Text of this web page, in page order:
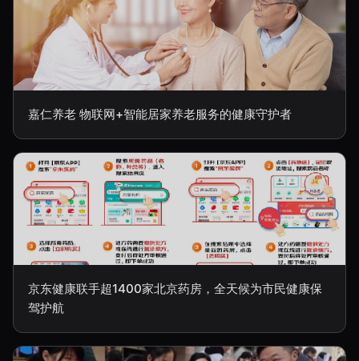
嘉仁养老 物联网+智能居家养老服务的健康守护者
京东健康联手超1400家北京药房，全天候为市民健康保
驾护航